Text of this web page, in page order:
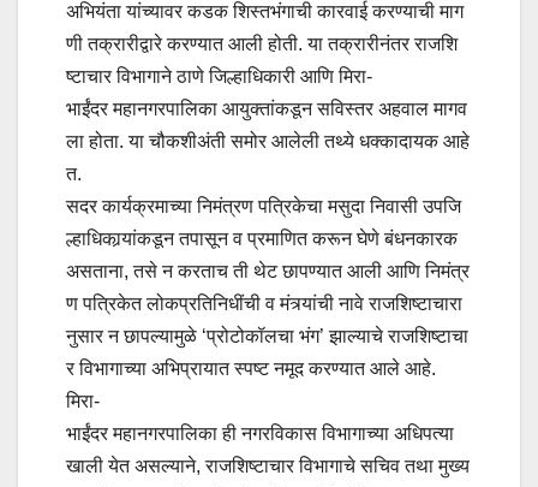
अभियंता यांच्यावर कडक शिस्तभंगाची कारवाई करण्याची माग
णी तक्रारीद्वारे करण्यात आली होती. या तक्रारीनंतर राजशि
ष्टाचार विभागाने ठाणे जिल्हाधिकारी आणि मिरा-
भाईंदर महानगरपालिका आयुक्तांकडून सविस्तर अहवाल मागव
ला होता. या चौकशीअंती समोर आलेली तथ्ये धक्कादायक आहे
त.
सदर कार्यक्रमाच्या निमंत्रण पत्रिकेचा मसुदा निवासी उपजि
ल्हाधिकार्‍यांकडून तपासून व प्रमाणित करून घेणे बंधनकारक
असताना, तसे न करताच ती थेट छापण्यात आली आणि निमंत्र
ण पत्रिकेत लोकप्रतिनिधींची व मंत्र्यांची नावे राजशिष्टाचारा
नुसार न छापल्यामुळे ‘प्रोटोकॉलचा भंग’ झाल्याचे राजशिष्टाचा
र विभागाच्या अभिप्रायात स्पष्ट नमूद करण्यात आले आहे.
मिरा-
भाईंदर महानगरपालिका ही नगरविकास विभागाच्या अधिपत्या
खाली येत असल्याने, राजशिष्टाचार विभागाचे सचिव तथा मुख्य